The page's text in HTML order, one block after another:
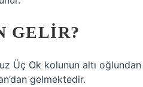
GELIR?
Üç Ok kolunun altı
gelmektedir.